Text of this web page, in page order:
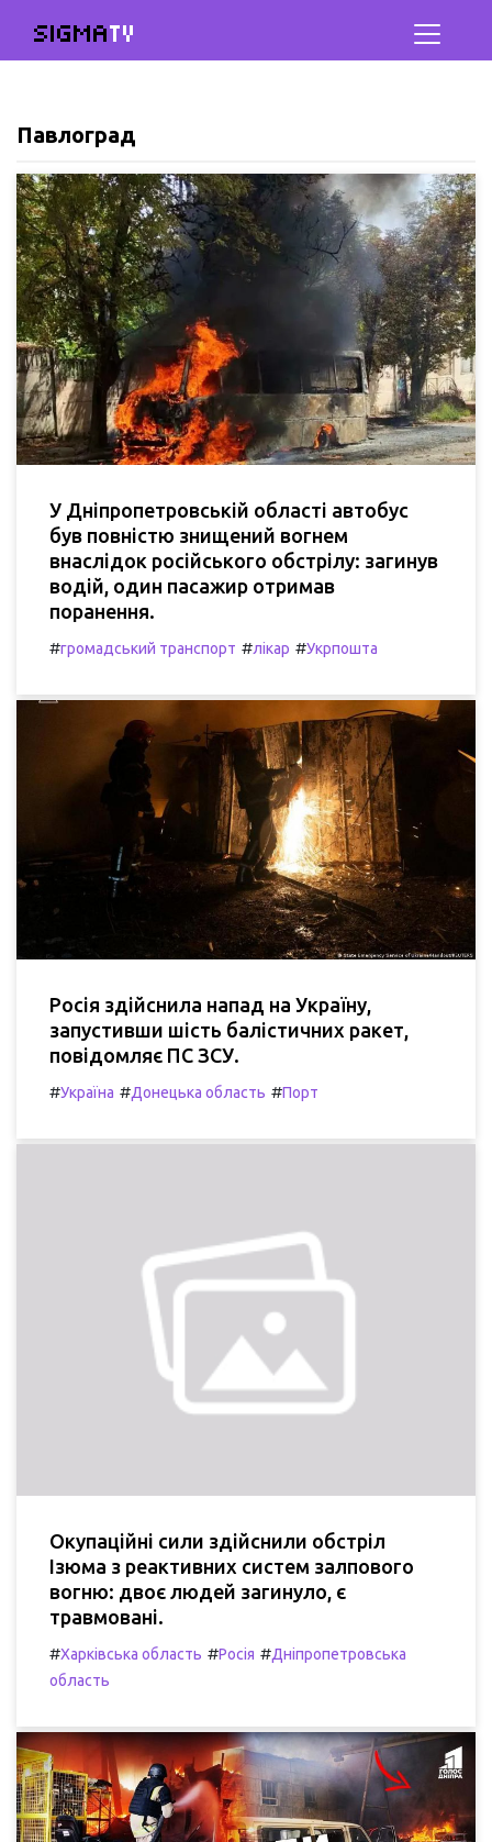
SIGMATV
Павлоград
У Дніпропетровській області автобус
був повністю знищений вогнем
внаслідок російського обстрілу: загинув
водій, один пасажир отримав
поранення.
#громадський транспорт #лікар #Укрпошта
Росія здійснила напад на Україну,
запустивши шість балістичних ракет,
повідомляє ПС ЗСУ.
#Україна #Донецька область #Порт
Окупаційні сили здійснили обстріл
Ізюма з реактивних систем залпового
вогню: двоє людей загинуло, є
травмовані.
#Харківська область #Росія #Дніпропетровська
область